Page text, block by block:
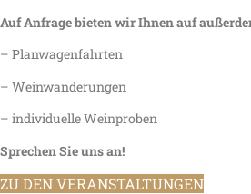
Auf Anfrage bieten wir Ihnen auf
– Planwagenfahrten
– Weinwanderungen
– individuelle Weinproben
Sprechen Sie uns an!
ZU DEN VERANSTALTUNGEN